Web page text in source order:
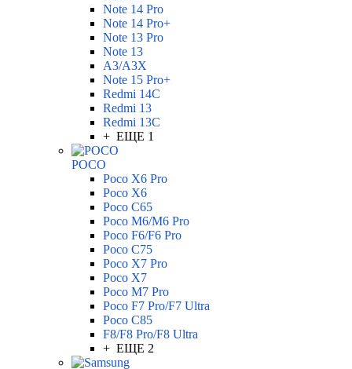
Note 14 Pro
Note 14 Pro+
Note 13 Pro
Note 13
A3/A3X
Note 15 Pro+
Redmi 14C
Redmi 13
Redmi 13C
+ ЕЩЕ 1
POCO
Poco X6 Pro
Poco X6
Poco C65
Poco M6/M6 Pro
Poco F6/F6 Pro
Poco C75
Poco X7 Pro
Poco X7
Poco M7 Pro
Poco F7 Pro/F7 Ultra
Poco C85
F8/F8 Pro/F8 Ultra
+ ЕЩЕ 2